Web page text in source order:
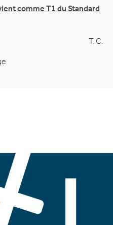
comme T1 du Standard
T. C.